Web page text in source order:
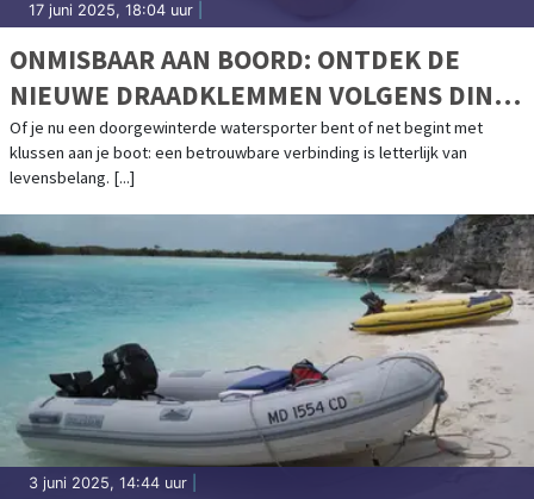
17 juni 2025, 18:04 uur
ONMISBAAR AAN BOORD: ONTDEK DE
NIEUWE DRAADKLEMMEN VOLGENS DIN
EN 13411-5
Of je nu een doorgewinterde watersporter bent of net begint met
klussen aan je boot: een betrouwbare verbinding is letterlijk van
levensbelang. [...]
3 juni 2025, 14:44 uur